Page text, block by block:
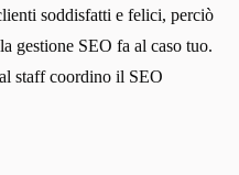
soddisfatti e felici, perciò
gestione SEO fa al caso tuo.
staff coordino il SEO